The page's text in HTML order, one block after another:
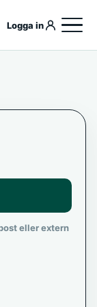
Logga in
eller extern